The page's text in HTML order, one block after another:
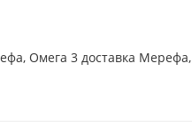
Омега 3 доставка Мерефа,